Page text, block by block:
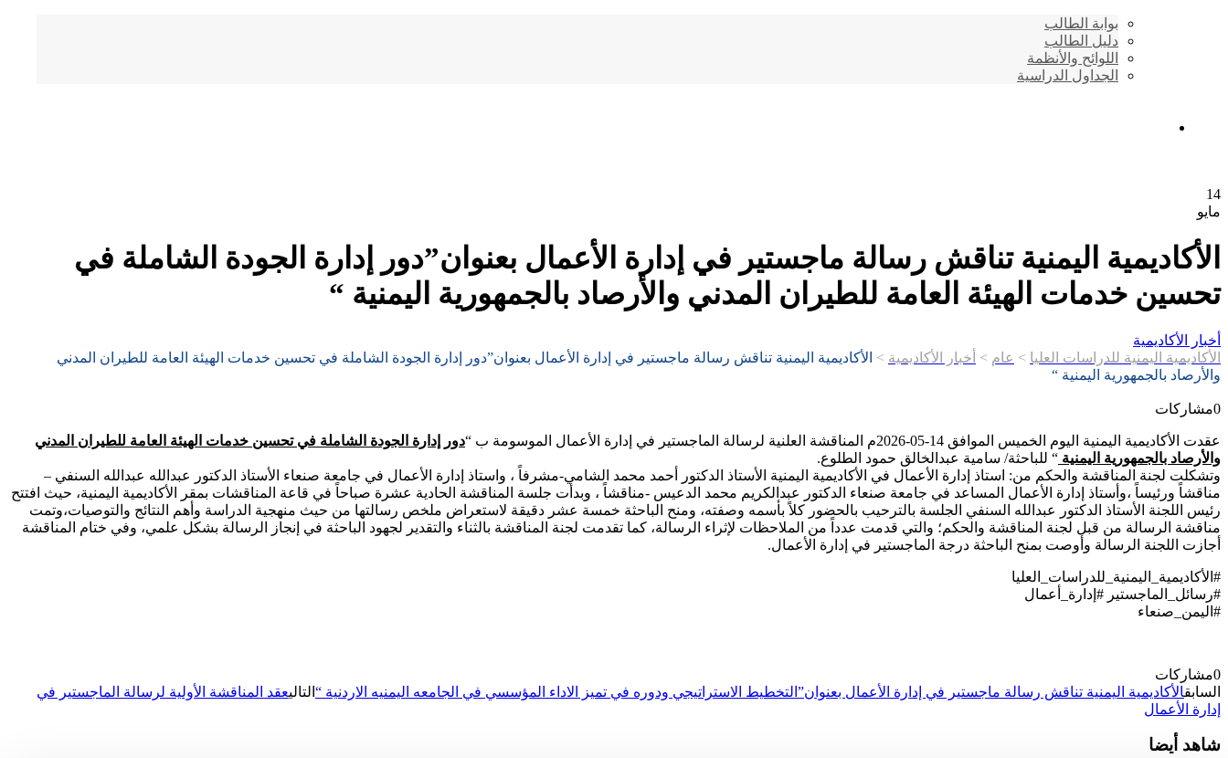
بوابة الطالب
دليل الطالب
اللوائح والأنظمة
الجداول الدراسية
14
مايو
الأكاديمية اليمنية تناقش رسالة ماجستير في إدارة الأعمال بعنوان”دور إدارة الجودة الشاملة في
تحسين خدمات الهيئة العامة للطيران المدني والأرصاد بالجمهورية اليمنية “
أخبار الأكاديمية
الأكاديمية اليمنية للدراسات العليا > عام > أخبار الأكاديمية > الأكاديمية اليمنية تناقش رسالة ماجستير في إدارة الأعمال بعنوان”دور إدارة الجودة الشاملة في تحسين خدمات الهيئة العامة للطيران المدني
والأرصاد بالجمهورية اليمنية “
0مشاركات
عقدت الأكاديمية اليمنية اليوم الخميس الموافق 14-05-2026م المناقشة العلنية لرسالة الماجستير في إدارة الأعمال الموسومة ب “
دور إدارة الجودة الشاملة في تحسين خدمات الهيئة العامة للطيران المدني
والأرصاد بالجمهورية اليمنية “ للباحثة/ سامية عبدالخالق حمود الطلوع.
وتشكلت لجنة المناقشة والحكم من: استاذ إدارة الأعمال في الأكاديمية اليمنية الأستاذ الدكتور أحمد محمد الشامي-مشرفاً ، واستاذ إدارة الأعمال في جامعة صنعاء الأستاذ الدكتور عبدالله عبدالله السنفي –
مناقشاً ورئيساً ،وأستاذ إدارة الأعمال المساعد في جامعة صنعاء الدكتور عبدالكريم محمد الدعيس -مناقشاً ، وبدأت جلسة المناقشة الحادية عشرة صباحاً في قاعة المناقشات بمقر الأكاديمية اليمنية، حيث افتتح
رئيس اللجنة الأستاذ الدكتور عبدالله السنفي الجلسة بالترحيب بالحضور كلاً بأسمه وصفته، ومنح الباحثة خمسة عشر دقيقة لاستعراض ملخص رسالتها من حيث منهجية الدراسة وأهم النتائج والتوصيات،وتمت
مناقشة الرسالة من قبل لجنة المناقشة والحكم؛ والتي قدمت عدداً من الملاحظات لإثراء الرسالة، كما تقدمت لجنة المناقشة بالثناء والتقدير لجهود الباحثة في إنجاز الرسالة بشكل علمي، وفي ختام المناقشة
أجازت اللجنة الرسالة وأوصت بمنح الباحثة درجة الماجستير في إدارة الأعمال.
#الأكاديمية_اليمنية_للدراسات_العليا
#رسائل_الماجستير #إدارة_أعمال
#اليمن_صنعاء
0مشاركات
السابقالأكاديمية اليمنية تناقش رسالة ماجستير في إدارة الأعمال بعنوان”التخطيط الاستراتيجي ودوره في تميز الاداء المؤسسي في الجامعه اليمنيه الاردنية “ التاليعقد المناقشة الأولية لرسالة الماجستير في
إدارة الأعمال
شاهد أيضا